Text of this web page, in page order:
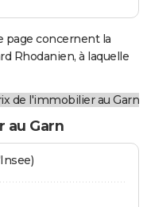
page concernent la
Rhodanien, à laquelle
de l'immobilier au Garn
au Garn